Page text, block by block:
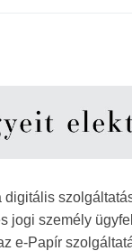
jogi személy
e-Papír